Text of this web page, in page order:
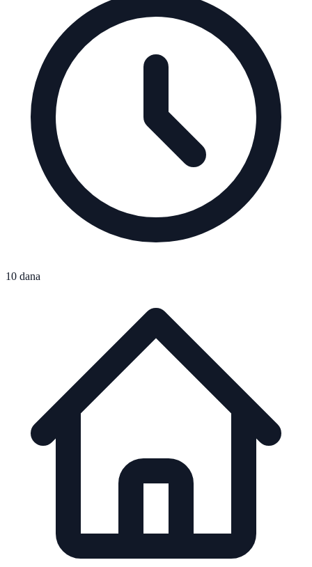
10 dana